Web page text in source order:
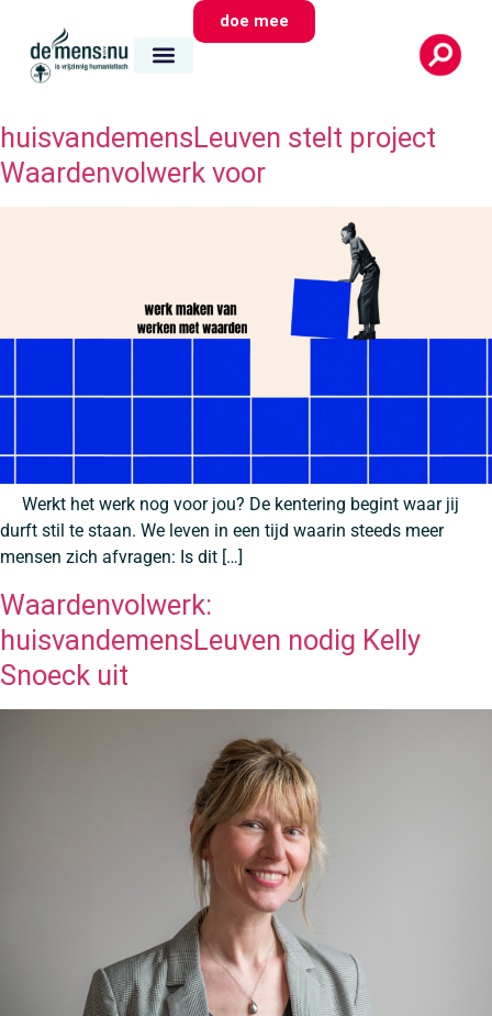
doe mee
huisvandemensLeuven stelt project
Waardenvolwerk voor
Werkt het werk nog voor jou? De kentering begint waar jij
durft stil te staan. We leven in een tijd waarin steeds meer
mensen zich afvragen: Is dit […]
Waardenvolwerk:
huisvandemensLeuven nodig Kelly
Snoeck uit